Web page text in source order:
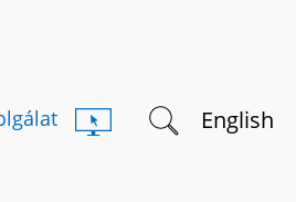
Keresés indítása
English